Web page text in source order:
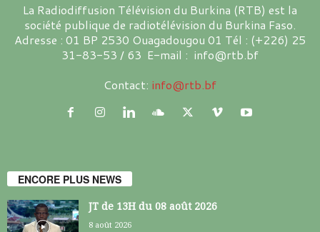
La Radiodiffusion Télévision du Burkina (RTB) est la
société publique de radiotélévision du Burkina Faso.
Adresse : 01 BP 2530 Ouagadougou 01 Tél : (+226) 25
31-83-53 / 63 E-mail : info@rtb.bf
Contact: info@rtb.bf
ENCORE PLUS NEWS
JT de 13H du 08 août 2026
8 août 2026